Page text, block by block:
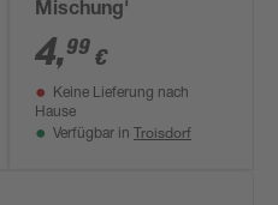
Mischung'
4,99 €
Keine Lieferung nach
Hause
Verfügbar in Troisdorf